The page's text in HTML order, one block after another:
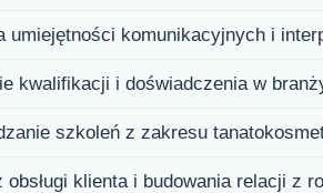
umiejętności komunikacyjnych i
kwalifikacji i doświadczenia w
szkoleń z zakresu
obsługi klienta i budowania relacji z